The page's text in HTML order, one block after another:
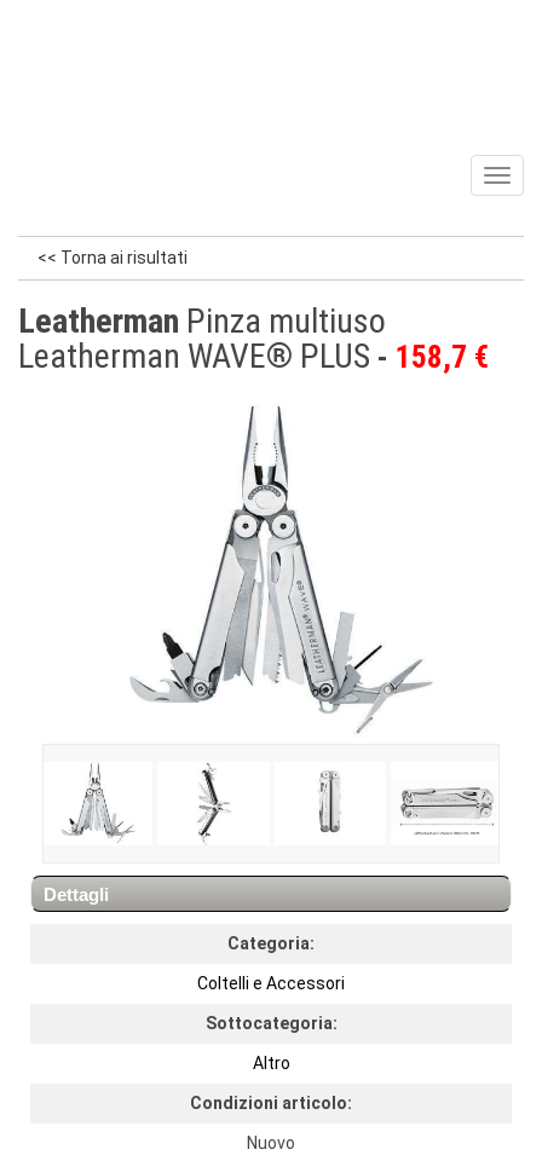
<< Torna ai risultati
Leatherman Pinza multiuso
Leatherman WAVE® PLUS
158,7 €
Dettagli
Categoria:
Coltelli e Accessori
Sottocategoria:
Altro
Condizioni articolo:
Nuovo